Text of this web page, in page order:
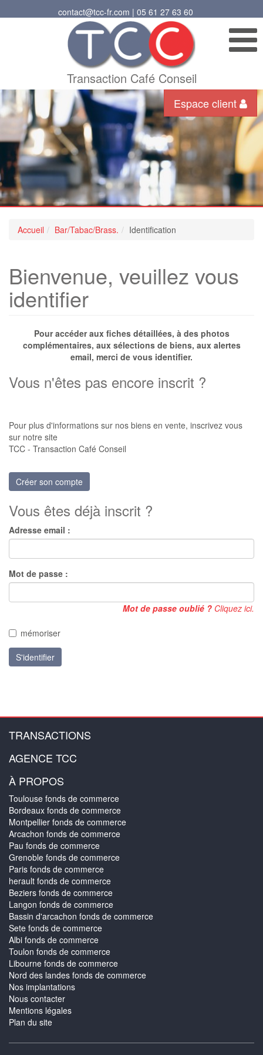
contact@tcc-fr.com | 05 61 27 63 60
Transaction Café Conseil
Espace client
Accueil Bar/Tabac/Brass. Identification
Bienvenue, veuillez vous
identifier
Pour accéder aux fiches détaillées, à des photos
complémentaires, aux sélections de biens, aux alertes
email, merci de vous identifier.
Vous n'êtes pas encore inscrit ?
Pour plus d'informations sur nos biens en vente, inscrivez vous
sur notre site
TCC - Transaction Café Conseil
Créer son compte
Vous êtes déjà inscrit ?
Adresse email :
Mot de passe :
Mot de passe oublié ? Cliquez ici.
mémoriser
S'identifier
TRANSACTIONS
AGENCE TCC
À PROPOS
Toulouse fonds de commerce
Bordeaux fonds de commerce
Montpellier fonds de commerce
Arcachon fonds de commerce
Pau fonds de commerce
Grenoble fonds de commerce
Paris fonds de commerce
herault fonds de commerce
Beziers fonds de commerce
Langon fonds de commerce
Bassin d'arcachon fonds de commerce
Sete fonds de commerce
Albi fonds de commerce
Toulon fonds de commerce
Libourne fonds de commerce
Nord des landes fonds de commerce
Nos implantations
Nous contacter
Mentions légales
Plan du site